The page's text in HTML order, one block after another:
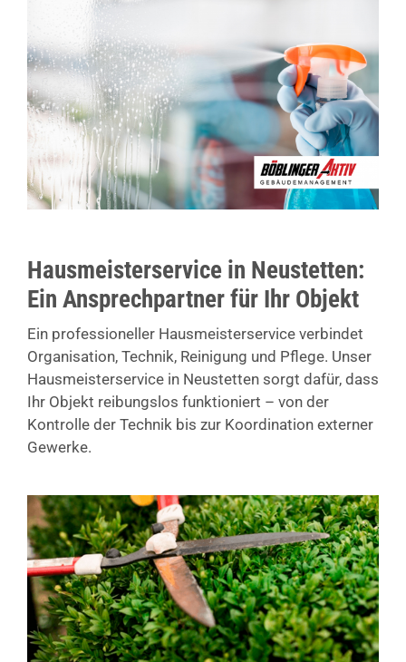
Hausmeisterservice in Neustetten:
Ein Ansprechpartner für Ihr Objekt
Ein professioneller Hausmeisterservice verbindet
Organisation, Technik, Reinigung und Pflege. Unser
Hausmeisterservice in Neustetten sorgt dafür, dass
Ihr Objekt reibungslos funktioniert – von der
Kontrolle der Technik bis zur Koordination externer
Gewerke.